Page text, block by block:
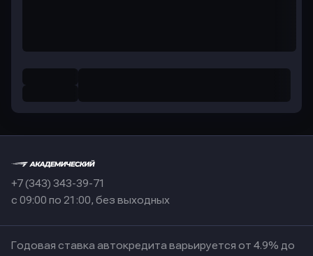
+7 (343) 343-39-71
с 09:00 по 21:00, без выходных
Годовая ставка автокредита варьируется от 4.9% до